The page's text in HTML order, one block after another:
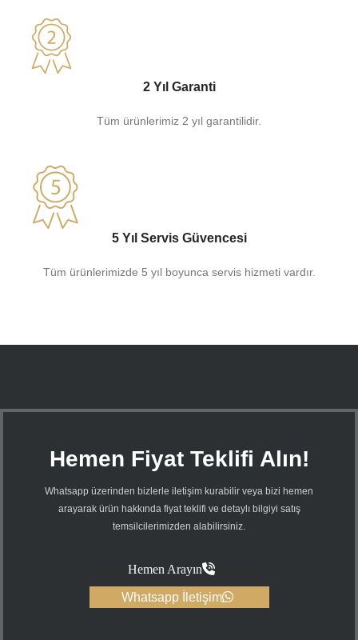
2 Yıl Garanti
Tüm ürünlerimiz 2 yıl garantilidir.
5 Yıl Servis Güvencesi
Tüm ürünlerimizde 5 yıl boyunca servis hizmeti vardır.
Hemen Fiyat Teklifi Alın!
Whatsapp üzerinden bizlerle iletişim kurabilir veya bizi hemen
arayarak ürün hakkında fiyat teklifi ve detaylı bilgiyi satış
temsilcilerimizden alabilirsiniz.
Hemen Arayın
Whatsapp İletişim